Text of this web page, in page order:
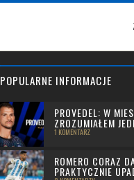
POPULARNE INFORMACJE
PROVEDEL: W
ZROZUMIAŁEM
1 KOMENTARZ
ROMERO CORAZ
PRAKTYCZNIE